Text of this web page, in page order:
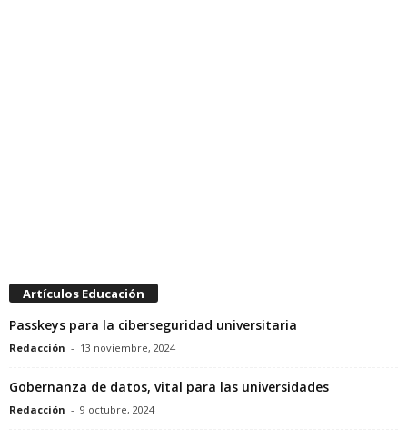
Artículos Educación
Passkeys para la ciberseguridad universitaria
Redacción - 13 noviembre, 2024
Gobernanza de datos, vital para las universidades
Redacción - 9 octubre, 2024